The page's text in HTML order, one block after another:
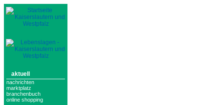
aktuell
nachrichten
marktplatz
branchenbuch
online shopping